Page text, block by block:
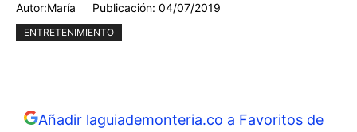
Autor:María Publicación: 04/07/2019
ENTRETENIMIENTO
Añadir laguiademonteria.co a Favoritos de